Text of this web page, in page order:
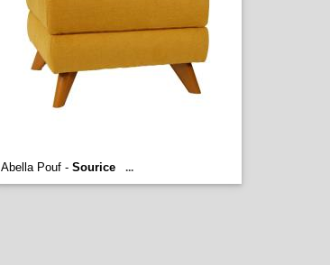
Abella Pouf - Sourice ...